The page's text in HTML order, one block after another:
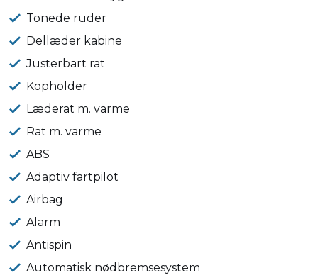
Tonede ruder
Dellæder kabine
Justerbart rat
Kopholder
Læderat m. varme
Rat m. varme
ABS
Adaptiv fartpilot
Airbag
Alarm
Antispin
Automatisk nødbremsesystem